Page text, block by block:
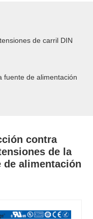
de carril DIN
fuente de alimentación
contra
de la
de alimentación